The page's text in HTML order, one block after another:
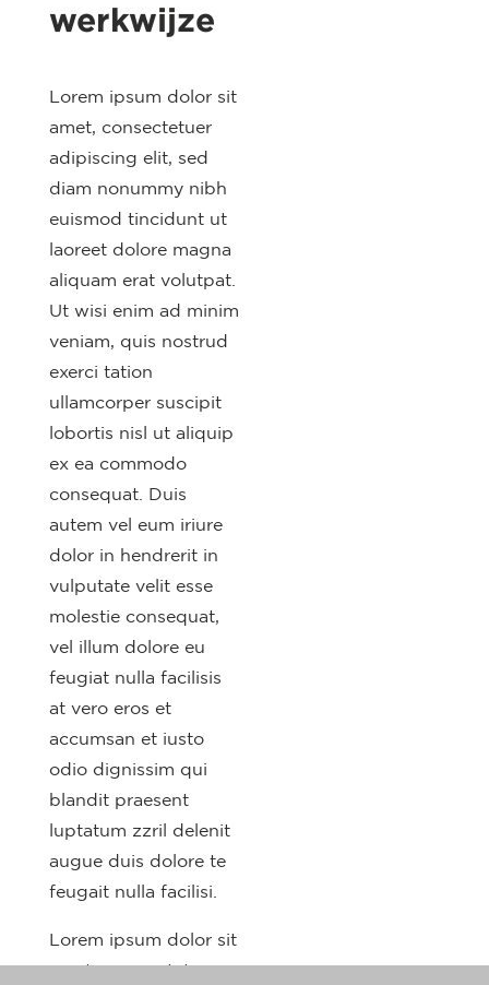
werkwijze
Lorem ipsum dolor sit
amet, consectetuer
adipiscing elit, sed
diam nonummy nibh
euismod tincidunt ut
laoreet dolore magna
aliquam erat volutpat.
Ut wisi enim ad minim
veniam, quis nostrud
exerci tation
ullamcorper suscipit
lobortis nisl ut aliquip
ex ea commodo
consequat. Duis
autem vel eum iriure
dolor in hendrerit in
vulputate velit esse
molestie consequat,
vel illum dolore eu
feugiat nulla facilisis
at vero eros et
accumsan et iusto
odio dignissim qui
blandit praesent
luptatum zzril delenit
augue duis dolore te
feugait nulla facilisi.
Lorem ipsum dolor sit
amet, cons ectetuer